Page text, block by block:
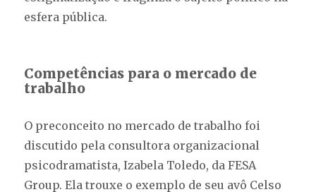
esfera pública.
Competências para o mercado de
trabalho
O preconceito no mercado de trabalho foi
discutido pela consultora organizacional
psicodramatista, Izabela Toledo, da FESA
Group. Ela trouxe o exemplo de seu avô Celso